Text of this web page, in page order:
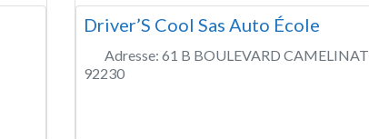
Driver’S Cool Sas Auto École
Adresse: 61 B BOULEVARD CAMELINAT
92230